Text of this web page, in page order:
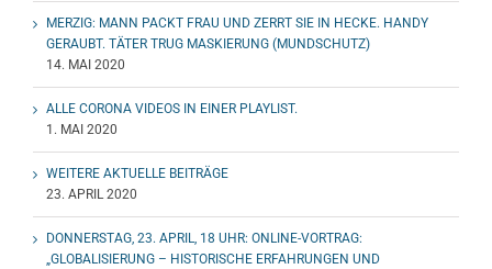
MERZIG: MANN PACKT FRAU UND ZERRT SIE IN HECKE. HANDY
GERAUBT. TÄTER TRUG MASKIERUNG (MUNDSCHUTZ)
14. MAI 2020
ALLE CORONA VIDEOS IN EINER PLAYLIST.
1. MAI 2020
WEITERE AKTUELLE BEITRÄGE
23. APRIL 2020
DONNERSTAG, 23. APRIL, 18 UHR: ONLINE-VORTRAG:
„GLOBALISIERUNG – HISTORISCHE ERFAHRUNGEN UND